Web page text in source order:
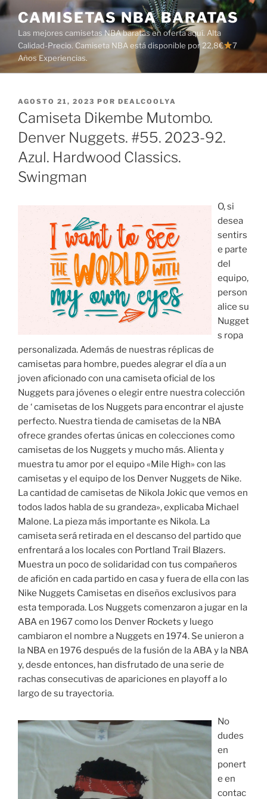
Saltar
al
contenido
CAMISETAS NBA BARATAS
Las mejores camisetas NBA baratas en oferta aquí. Alta
Calidad-Precio. Camiseta NBA está disponible por 22,8€
7
Años Experiencias.
PUBLICADO
EL
AGOSTO 21, 2023 POR DEALCOOLYA
Camiseta Dikembe Mutombo.
Denver Nuggets. #55. 2023-92.
Azul. Hardwood Classics.
Swingman
O, si
desea
sentirs
e parte
del
equipo,
person
alice su
Nugget
s ropa
personalizada. Además de nuestras réplicas de
camisetas para hombre, puedes alegrar el día a un
joven aficionado con una camiseta oficial de los
Nuggets para jóvenes o elegir entre nuestra colección
de ‘ camisetas de los Nuggets para encontrar el ajuste
perfecto. Nuestra tienda de camisetas de la NBA
ofrece grandes ofertas únicas en colecciones como
camisetas de los Nuggets y mucho más. Alienta y
muestra tu amor por el equipo «Mile High» con las
camisetas y el equipo de los Denver Nuggets de Nike.
La cantidad de camisetas de Nikola Jokic que vemos en
todos lados habla de su grandeza», explicaba Michael
Malone. La pieza más importante es Nikola. La
camiseta será retirada en el descanso del partido que
enfrentará a los locales con Portland Trail Blazers.
Muestra un poco de solidaridad con tus compañeros
de afición en cada partido en casa y fuera de ella con las
Nike Nuggets Camisetas en diseños exclusivos para
esta temporada. Los Nuggets comenzaron a jugar en la
ABA en 1967 como los Denver Rockets y luego
cambiaron el nombre a Nuggets en 1974. Se unieron a
la NBA en 1976 después de la fusión de la ABA y la NBA
y, desde entonces, han disfrutado de una serie de
rachas consecutivas de apariciones en playoff a lo
largo de su trayectoria.
No
dudes
en
ponert
e en
contac